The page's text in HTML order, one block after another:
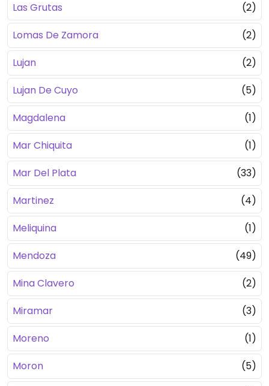
Las Grutas
(2)
Lomas De Zamora
(2)
Lujan
(2)
Lujan De Cuyo
(5)
Magdalena
(1)
Mar Chiquita
(1)
Mar Del Plata
(33)
Martinez
(4)
Meliquina
(1)
Mendoza
(49)
Mina Clavero
(2)
Miramar
(3)
Moreno
(1)
Moron
(5)